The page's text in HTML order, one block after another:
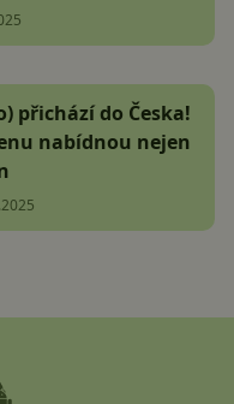
přichází do Česka!
nabídnou nejen